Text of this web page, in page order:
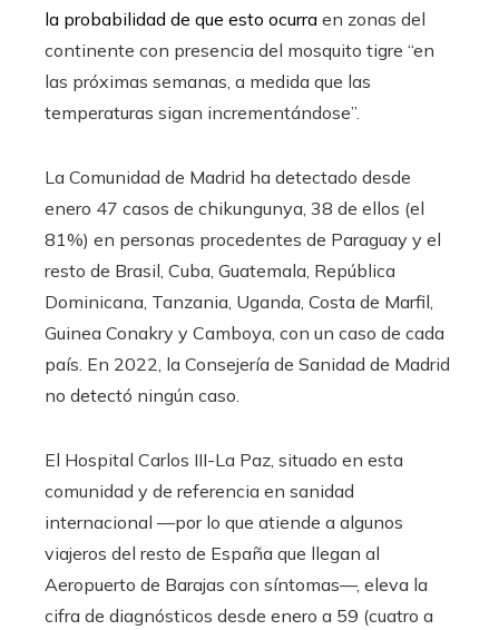
la probabilidad de que esto ocurra en zonas del
continente con presencia del mosquito tigre “en
las próximas semanas, a medida que las
temperaturas sigan incrementándose”.
La Comunidad de Madrid ha detectado desde
enero 47 casos de chikungunya, 38 de ellos (el
81%) en personas procedentes de Paraguay y el
resto de Brasil, Cuba, Guatemala, República
Dominicana, Tanzania, Uganda, Costa de Marfil,
Guinea Conakry y Camboya, con un caso de cada
país. En 2022, la Consejería de Sanidad de Madrid
no detectó ningún caso.
El Hospital Carlos III-La Paz, situado en esta
comunidad y de referencia en sanidad
internacional —por lo que atiende a algunos
viajeros del resto de España que llegan al
Aeropuerto de Barajas con síntomas—, eleva la
cifra de diagnósticos desde enero a 59 (cuatro a